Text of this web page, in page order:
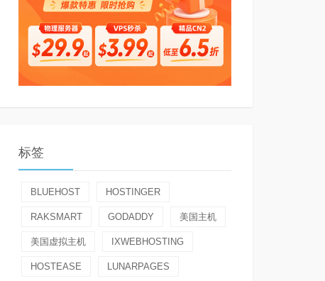
标签
BLUEHOST HOSTINGER
RAKSMART GODADDY 美国主机
美国虚拟主机 IXWEBHOSTING
HOSTEASE LUNARPAGES